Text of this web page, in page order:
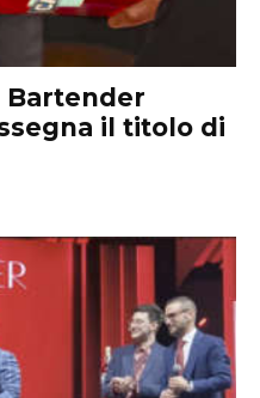
Bartender
il titolo di